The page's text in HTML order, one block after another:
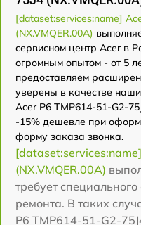
[dataset:services:name]
(NX.VMQER.00A)
сервисном центр Acer в
огромным опытом - от 5
предоставляем
уверены в качестве
Acer P6 TMP614-51-G2-
-15% дешевле при
форму заказа звонка.
(NX.VMQER.00A)
требует
ремонта. В таких
P6 TMP614-51-G2-